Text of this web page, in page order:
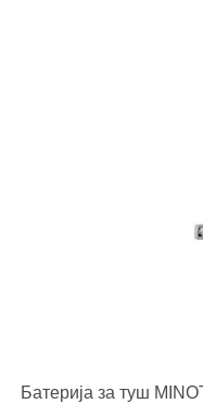
Батерија за туш